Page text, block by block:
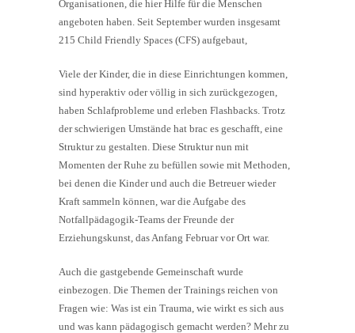
Organisationen, die hier Hilfe für die Menschen
angeboten haben. Seit September wurden insgesamt
215 Child Friendly Spaces (CFS) aufgebaut,
Viele der Kinder, die in diese Einrichtungen kommen,
sind hyperaktiv oder völlig in sich zurückgezogen,
haben Schlafprobleme und erleben Flashbacks. Trotz
der schwierigen Umstände hat brac es geschafft, eine
Struktur zu gestalten. Diese Struktur nun mit
Momenten der Ruhe zu befüllen sowie mit Methoden,
bei denen die Kinder und auch die Betreuer wieder
Kraft sammeln können, war die Aufgabe des
Notfallpädagogik-Teams der Freunde der
Erziehungskunst, das Anfang Februar vor Ort war.
Auch die gastgebende Gemeinschaft wurde
einbezogen. Die Themen der Trainings reichen von
Fragen wie: Was ist ein Trauma, wie wirkt es sich aus
und was kann pädagogisch gemacht werden? Mehr zu